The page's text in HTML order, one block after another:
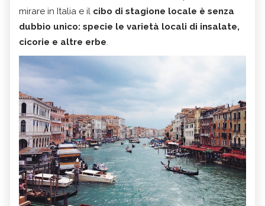
mirare in Italia e il cibo di stagione locale è senza
dubbio unico: specie le varietà locali di insalate,
cicorie e altre erbe.